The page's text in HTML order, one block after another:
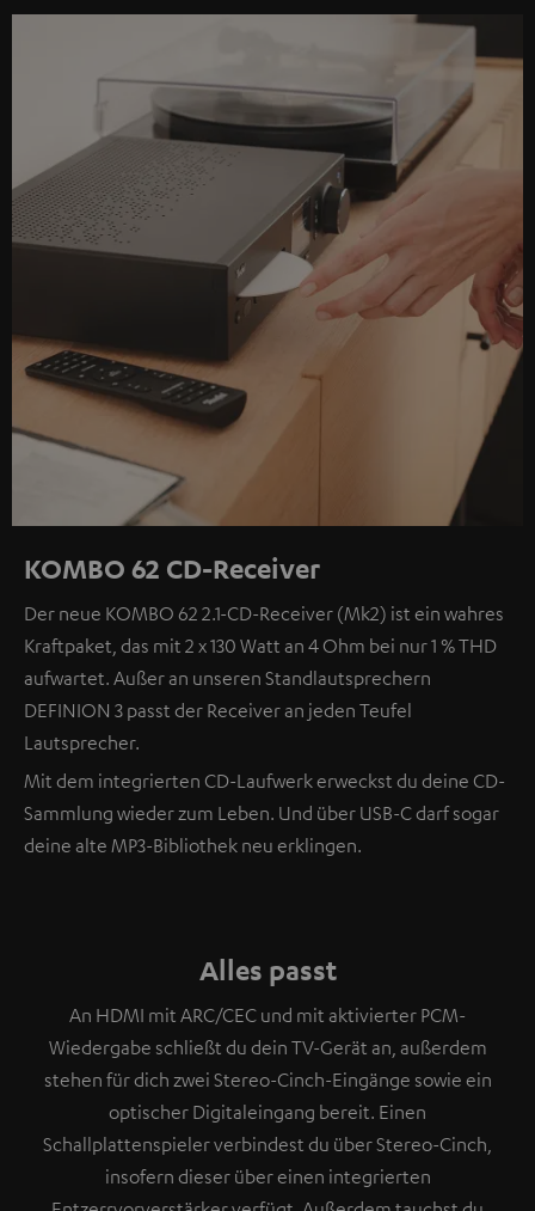
KOMBO 62 CD-Receiver
Der neue KOMBO 62 2.1-CD-Receiver (Mk2) ist ein wahres
Kraftpaket, das mit 2 x 130 Watt an 4 Ohm bei nur 1 % THD
aufwartet. Außer an unseren Standlautsprechern
DEFINION 3 passt der Receiver an jeden Teufel
Lautsprecher.
Mit dem integrierten CD-Laufwerk erweckst du deine CD-
Sammlung wieder zum Leben. Und über USB-C darf sogar
deine alte MP3-Bibliothek neu erklingen.
Alles passt
An HDMI mit ARC/CEC und mit aktivierter PCM-
Wiedergabe schließt du dein TV-Gerät an, außerdem
stehen für dich zwei Stereo-Cinch-Eingänge sowie ein
optischer Digitaleingang bereit. Einen
Schallplattenspieler verbindest du über Stereo-Cinch,
insofern dieser über einen integrierten